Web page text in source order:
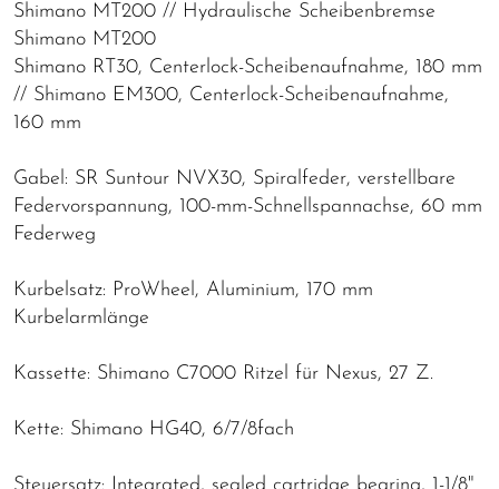
Shimano MT200 // Hydraulische Scheibenbremse
Shimano MT200
Shimano RT30, Centerlock-Scheibenaufnahme, 180 mm
// Shimano EM300, Centerlock-Scheibenaufnahme,
160 mm
Gabel: SR Suntour NVX30, Spiralfeder, verstellbare
Federvorspannung, 100-mm-Schnellspannachse, 60 mm
Federweg
Kurbelsatz: ProWheel, Aluminium, 170 mm
Kurbelarmlänge
Kassette: Shimano C7000 Ritzel für Nexus, 27 Z.
Kette: Shimano HG40, 6/7/8fach